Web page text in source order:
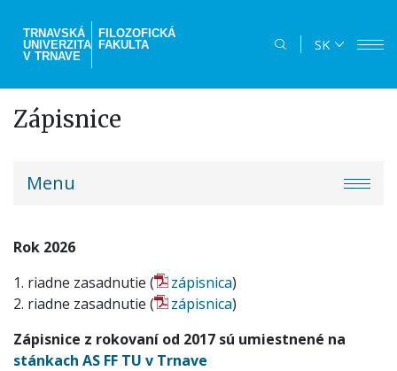
hlavný
TRNAVSKÁ
UNIVERZITA
V TRNAVE
FILOZOFICKÁ
FAKULTA
SK
Zápisnice
truni-
Menu
Rok 2026
1. riadne zasadnutie (
zápisnica)
2. riadne zasadnutie (
zápisnica)
Zápisnice z rokovaní od 2017 sú umiestnené na
stánkach AS FF TU v Trnave